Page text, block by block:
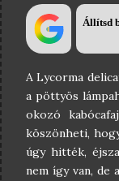
Állítsd
A Lycorma
a pöttyös
okozó
köszönheti,
úgy hitték,
nem így van, de